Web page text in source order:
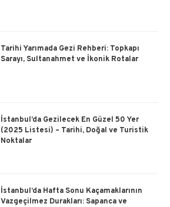
Tarihi Yarımada Gezi Rehberi: Topkapı
Sarayı, Sultanahmet ve İkonik Rotalar
İstanbul’da Gezilecek En Güzel 50 Yer
(2025 Listesi) – Tarihi, Doğal ve Turistik
Noktalar
İstanbul’da Hafta Sonu Kaçamaklarının
Vazgeçilmez Durakları: Sapanca ve